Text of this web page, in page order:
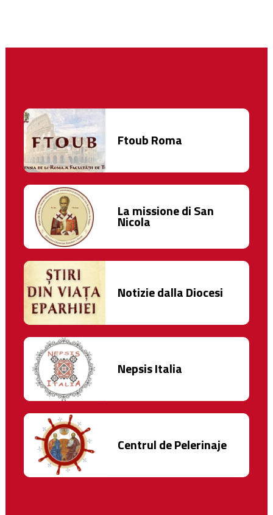
Ftoub Roma
La missione di San
Nicola
Notizie dalla Diocesi
Nepsis Italia
Centrul de Pelerinaje